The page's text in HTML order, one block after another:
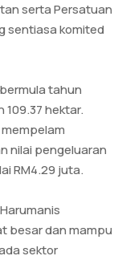
serta Persatuan
sentiasa komited
tahun
hektar.
nilai pengeluaran
RM4.29 juta.
besar dan mampu
sektor